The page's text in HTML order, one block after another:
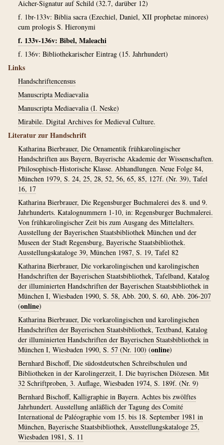
Aicher-Signatur auf Schild (32.7, darüber 12)
f. 1br-133v: Biblia sacra (Ezechiel, Daniel, XII prophetae minores)
cum prologis S. Hieronymi
f. 133v-136v: Bibel, Maleachi
f. 136v: Bibliothekarischer Eintrag (15. Jahrhundert)
Links
Handschriftencensus
Manuscripta Mediaevalia
Manuscripta Mediaevalia (I. Neske)
Mirabile. Digital Archives for Medieval Culture.
Literatur zur Handschrift
Katharina Bierbrauer, Die Ornamentik frühkarolingischer
Handschriften aus Bayern, Bayerische Akademie der Wissenschaften.
Philosophisch-Historische Klasse. Abhandlungen. Neue Folge 84,
München 1979, S. 24, 25, 28, 52, 56, 65, 85, 127f. (Nr. 39), Tafel
16, 17
Katharina Bierbrauer, Die Regensburger Buchmalerei des 8. und 9.
Jahrhunderts. Katalognummern 1-10, in: Regensburger Buchmalerei.
Von frühkarolingischer Zeit bis zum Ausgang des Mittelalters.
Ausstellung der Bayerischen Staatsbibliothek München und der
Museen der Stadt Regensburg, Bayerische Staatsbibliothek.
Ausstellungskataloge 39, München 1987, S. 19, Tafel 82
Katharina Bierbrauer, Die vorkarolingischen und karolingischen
Handschriften der Bayerischen Staatsbibliothek, Tafelband, Katalog
der illuminierten Handschriften der Bayerischen Staatsbibliothek in
München I, Wiesbaden 1990, S. 58, Abb. 200, S. 60, Abb. 206-207
(online)
Katharina Bierbrauer, Die vorkarolingischen und karolingischen
Handschriften der Bayerischen Staatsbibliothek, Textband, Katalog
der illuminierten Handschriften der Bayerischen Staatsbibliothek in
München I, Wiesbaden 1990, S. 57 (Nr. 100) (online)
Bernhard Bischoff, Die südostdeutschen Schreibschulen und
Bibliotheken in der Karolingerzeit, I. Die bayrischen Diözesen. Mit
32 Schriftproben, 3. Auflage, Wiesbaden 1974, S. 189f. (Nr. 9)
Bernhard Bischoff, Kalligraphie in Bayern. Achtes bis zwölftes
Jahrhundert. Ausstellung anläßlich der Tagung des Comité
International de Paléographie vom 15. bis 18. September 1981 in
München, Bayerische Staatsbibliothek, Ausstellungskataloge 25,
Wiesbaden 1981, S. 11